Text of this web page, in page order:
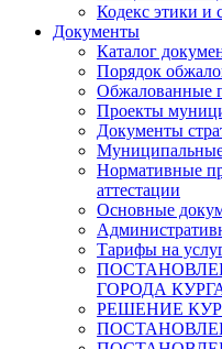
Кодекс этики и
Документы
Каталог
Порядок
Обжалованные
Проекты
Документы
Нормативные
аттестации
Основные
Тарифы на
ГОРОДА
РЕШЕНИЕ